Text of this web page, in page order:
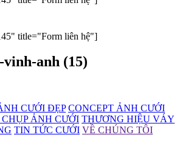
title="Form liên hệ"]
anh (15)
CƯỚI ĐẸP CONCEPT ẢNH CƯỚI
CHỤP ẢNH CƯỚI THƯƠNG HIỆU VÁY
TIN TỨC CƯỚI VỀ CHÚNG TÔI